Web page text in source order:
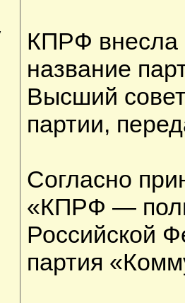
КПРФ внесла
название
Высший
партии,
Согласно
«КПРФ —
Российской
партия